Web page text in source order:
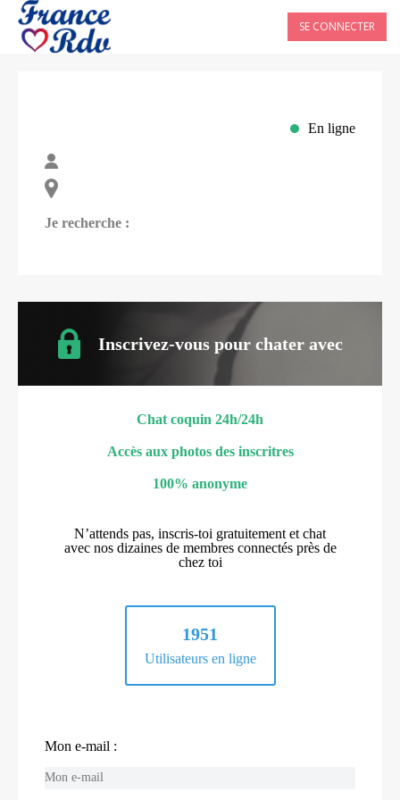
SE CONNECTER
En ligne
Je recherche :
Inscrivez-vous pour chater avec
Chat coquin 24h/24h
Accès aux photos des inscritres
100% anonyme
N’attends pas, inscris-toi gratuitement et chat
avec nos dizaines de membres connectés près de
chez toi
1951
Utilisateurs en ligne
Mon e-mail :